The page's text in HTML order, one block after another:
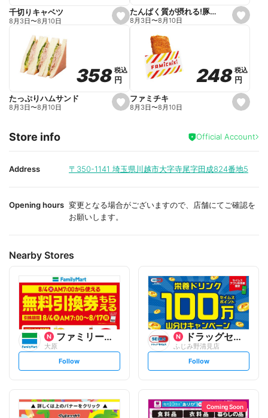
e
e
s
e
o
r
i
e
千切りキャベツ
8月3日〜8月10日
s
e
o
r
i
e
たんぱく質が摂れる!豚しゃぶのパスタサラダ
8月3日〜8月10日
s
e
i
t
358
358税込
税込
円
円
たっぷりハムサンド
8月3日〜8月10日
s
e
a
i
t
248
248 税込
税込
円
円
ファミチキ
8月3日〜8月10日
Store info Official Account
Address 〒350-1141 埼玉県川越市大字寺尾字田成824番地5
Opening hours 変更となる場合がございますので、店舗にてご確認を
お願いします。
Nearby Stores
ファミリーマート
大原
s
l
o
w
Follow
ドラッグセイムス
ふじみ野清見店
s
l
o
w
Follow
Coming Soon